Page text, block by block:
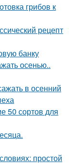
грибов к
рецепт
банку
осенью..
в осенний
50 сортов для
простой